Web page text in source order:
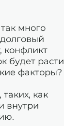
много
конфликт
будет расти
факторы?
как
внутри